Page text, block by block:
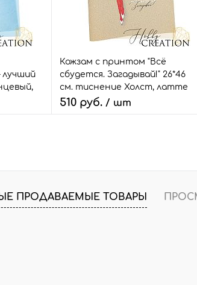
Кожзам с принтом "Всё
сбудется. Загадывай!" 26*46
см. тиснение Холст, латте
510 руб. / шт
Быстрый заказ
Сравнить
ПРОДАВАЕМЫЕ ТОВАРЫ